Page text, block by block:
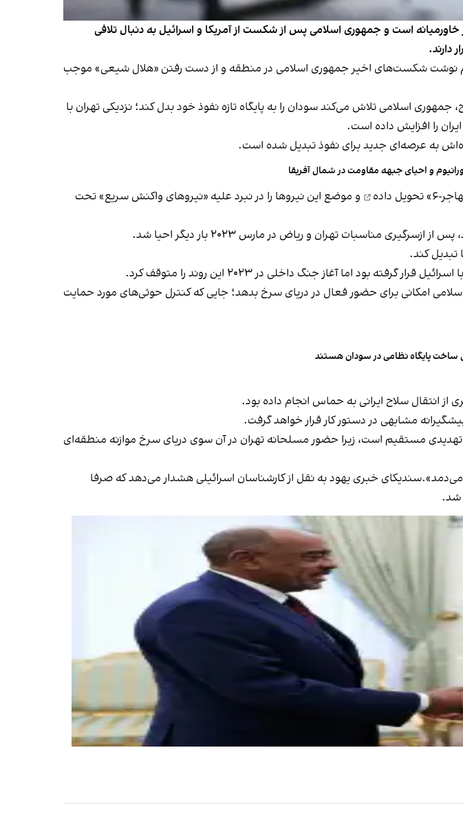
است و جمهوری اسلامی پس از شکست از آمریکا و اسرائیل به دنبال تلافی
دارند.
تهران و خارطوم نوشت شکست‌های اخیر جمهوری اسلامی در منطقه و از دست رفتن «هلال شیعی» موجب
اسلامی تلاش می‌کند سودان را به پایگاه تازه نفوذ خود بدل کند؛ نزدیکی تهران با
را افزایش داده است.
به عرصه‌ای جدید برای نفوذ تبدیل شده است.
و احیای جبهه مقاومت در شمال آفریقا
تحویل داده
و موضع این نیروها را در نبرد علیه «نیروهای واکنش سریع» تحت
تبدیل کند.
امکانی برای حضور فعال در دریای سرخ بدهد؛ جایی که کنترل حوثی‌های مورد حمایت
ساخت پایگاه نظامی در سودان هستند
مشابهی در دستور کار قرار خواهد گرفت.
تهدیدی مستقیم است، زیرا حضور مسلحانه تهران در آن سوی دریای سرخ موازنه منطقه‌ای
خبری یهود به نقل از کارشناسان اسرائیلی هشدار می‌دهد که صرفا
شد.